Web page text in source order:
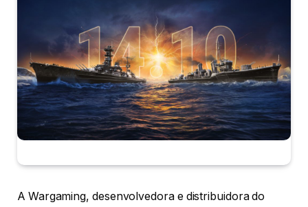
A Wargaming, desenvolvedora e distribuidora do